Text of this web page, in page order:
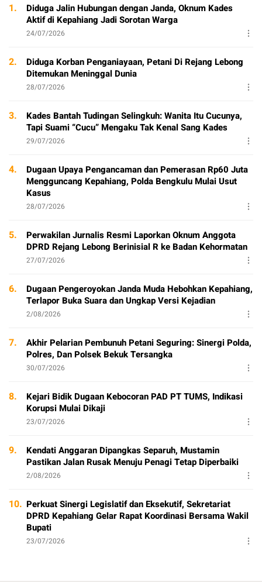
1.
Diduga Jalin Hubungan dengan Janda, Oknum Kades
Aktif di Kepahiang Jadi Sorotan Warga
24/07/2026
2.
Diduga Korban Penganiayaan, Petani Di Rejang Lebong
Ditemukan Meninggal Dunia
28/07/2026
3.
Kades Bantah Tudingan Selingkuh: Wanita Itu Cucunya,
Tapi Suami “Cucu” Mengaku Tak Kenal Sang Kades
29/07/2026
4.
Dugaan Upaya Pengancaman dan Pemerasan Rp60 Juta
Mengguncang Kepahiang, Polda Bengkulu Mulai Usut
Kasus
28/07/2026
5.
Perwakilan Jurnalis Resmi Laporkan Oknum Anggota
DPRD Rejang Lebong Berinisial R ke Badan Kehormatan
27/07/2026
6.
Dugaan Pengeroyokan Janda Muda Hebohkan Kepahiang,
Terlapor Buka Suara dan Ungkap Versi Kejadian
2/08/2026
7.
Akhir Pelarian Pembunuh Petani Seguring: Sinergi Polda,
Polres, Dan Polsek Bekuk Tersangka
30/07/2026
8.
Kejari Bidik Dugaan Kebocoran PAD PT TUMS, Indikasi
Korupsi Mulai Dikaji
23/07/2026
9.
Kendati Anggaran Dipangkas Separuh, Mustamin
Pastikan Jalan Rusak Menuju Penagi Tetap Diperbaiki
2/08/2026
10. Perkuat Sinergi Legislatif dan Eksekutif, Sekretariat
DPRD Kepahiang Gelar Rapat Koordinasi Bersama Wakil
Bupati
23/07/2026